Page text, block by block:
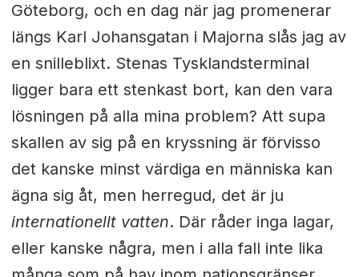
Göteborg, och en dag när jag promenerar
längs Karl Johansgatan i Majorna slås jag av
en snilleblixt. Stenas Tysklandsterminal
ligger bara ett stenkast bort, kan den vara
lösningen på alla mina problem? Att supa
skallen av sig på en kryssning är förvisso
det kanske minst värdiga en människa kan
ägna sig åt, men herregud, det är ju
internationellt vatten. Där råder inga lagar,
eller kanske några, men i alla fall inte lika